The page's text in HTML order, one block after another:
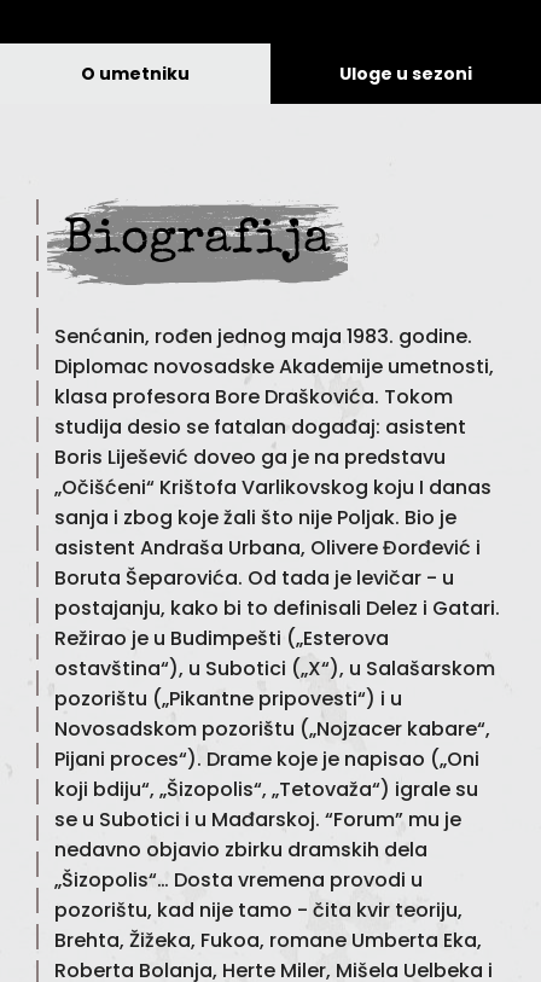
O umetniku Uloge u sezoni
Biografija
Senćanin, rođen jednog maja 1983. godine.
Diplomac novosadske Akademije umetnosti,
klasa profesora Bore Draškovića. Tokom
studija desio se fatalan događaj: asistent
Boris Liješević doveo ga je na predstavu
„Očišćeni“ Krištofa Varlikovskog koju I danas
sanja i zbog koje žali što nije Poljak. Bio je
asistent Andraša Urbana, Olivere Đorđević i
Boruta Šeparovića. Od tada je levičar - u
postajanju, kako bi to definisali Delez i Gatari.
Režirao je u Budimpešti („Esterova
ostavština“), u Subotici („X“), u Salašarskom
pozorištu („Pikantne pripovesti“) i u
Novosadskom pozorištu („Nojzacer kabare“,
Pijani proces“). Drame koje je napisao („Oni
koji bdiju“, „Šizopolis“, „Tetovaža“) igrale su
se u Subotici i u Mađarskoj. “Forum” mu je
nedavno objavio zbirku dramskih dela
„Šizopolis“… Dosta vremena provodi u
pozorištu, kad nije tamo - čita kvir teoriju,
Brehta, Žižeka, Fukoa, romane Umberta Eka,
Roberta Bolanja, Herte Miler, Mišela Uelbeka i